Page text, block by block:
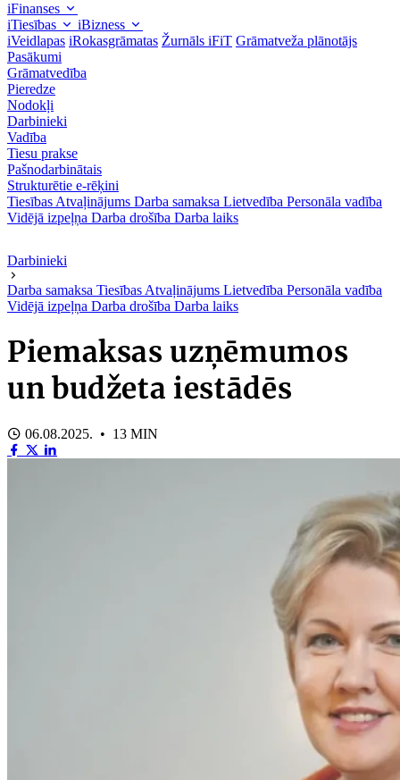
iFinanses
iTiesības
iBizness
iVeidlapas iRokasgrāmatas Žurnāls iFiT Grāmatveža plānotājs
Pasākumi
Grāmatvedība
Pieredze
Nodokļi
Darbinieki
Vadība
Tiesu prakse
Pašnodarbinātais
Strukturētie e-rēķini
Tiesības Atvaļinājums Darba samaksa Lietvedība Personāla vadība
Vidējā izpeļņa Darba drošība Darba laiks
Darbinieki
Darba samaksa Tiesības Atvaļinājums Lietvedība Personāla vadība
Vidējā izpeļņa Darba drošība Darba laiks
Piemaksas uzņēmumos
un budžeta iestādēs
06.08.2025. • 13 MIN